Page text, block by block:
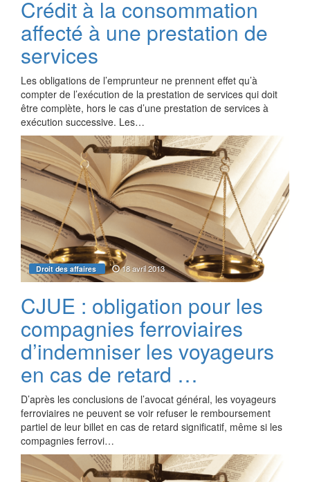
Crédit à la consommation
affecté à une prestation de
services
Les obligations de l’emprunteur ne prennent effet qu’à
compter de l’exécution de la prestation de services qui doit
être complète, hors le cas d’une prestation de services à
exécution successive. Les…
Droit des affaires 18 avril 2013
CJUE : obligation pour les
compagnies ferroviaires
d’indemniser les voyageurs
en cas de retard …
D’après les conclusions de l’avocat général, les voyageurs
ferroviaires ne peuvent se voir refuser le remboursement
partiel de leur billet en cas de retard significatif, même si les
compagnies ferrovi…